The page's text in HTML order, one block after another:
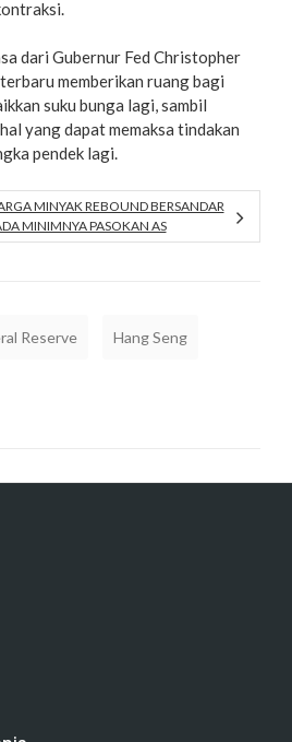
dari Gubernur Fed Christopher
memberikan ruang bagi
suku bunga lagi, sambil
yang dapat memaksa tindakan
pendek lagi.
MINYAK REBOUND BERSANDAR
MINIMNYA PASOKAN AS
Reserve Hang Seng